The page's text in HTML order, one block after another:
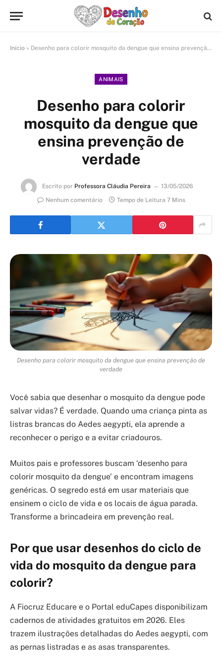
Início » Desenho para colorir mosquito da dengue que ensina prevenção de verdade
ANIMAIS
Desenho para colorir
mosquito da dengue que
ensina prevenção de
verdade
Escrito por Professora Cláudia Pereira
13/05/2026
Nenhum comentário
Tempo de Leitura 7 Mins
Desenho para colorir mosquito da dengue que ensina prevenção de
verdade
Você sabia que desenhar o mosquito da dengue pode
salvar vidas? É verdade. Quando uma criança pinta as
listras brancas do Aedes aegypti, ela aprende a
reconhecer o perigo e a evitar criadouros.
Muitos pais e professores buscam ‘desenho para
colorir mosquito da dengue’ e encontram imagens
genéricas. O segredo está em usar materiais que
ensinem o ciclo de vida e os locais de água parada.
Transforme a brincadeira em prevenção real.
Por que usar desenhos do ciclo de
vida do mosquito da dengue para
colorir?
A Fiocruz Educare e o Portal eduCapes disponibilizam
cadernos de atividades gratuitos em 2026. Eles
trazem ilustrações detalhadas do Aedes aegypti, com
as pernas listradas e as asas transparentes.